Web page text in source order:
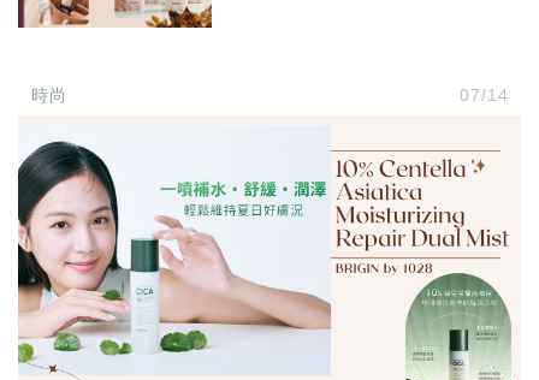
時尚 07/14